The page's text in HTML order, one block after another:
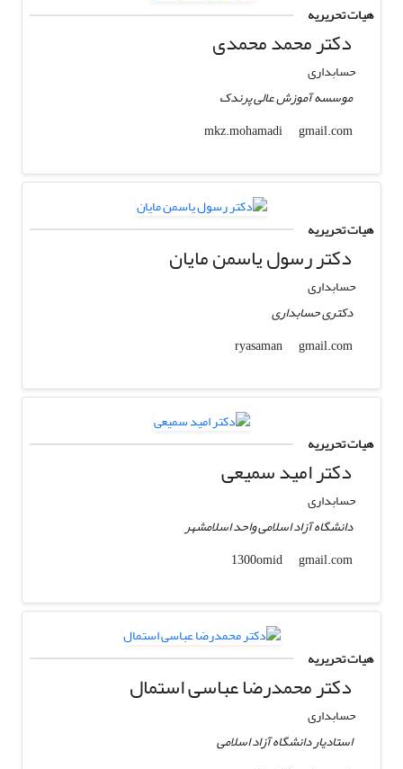
هیات تحریریه
دکتر محمد محمدی
حسابداری
موسسه آموزش عالی پرندک
mkz.mohamadi
gmail.com
هیات تحریریه
دکتر رسول یاسمن مایان
حسابداری
دکتری حسابداری
ryasaman
gmail.com
هیات تحریریه
دکتر امید سمیعی
حسابداری
دانشگاه آزاد اسلامی واحد اسلامشهر
1300omid
gmail.com
هیات تحریریه
دکتر محمدرضا عباسی استمال
حسابداری
استادیار دانشگاه آزاد اسلامی